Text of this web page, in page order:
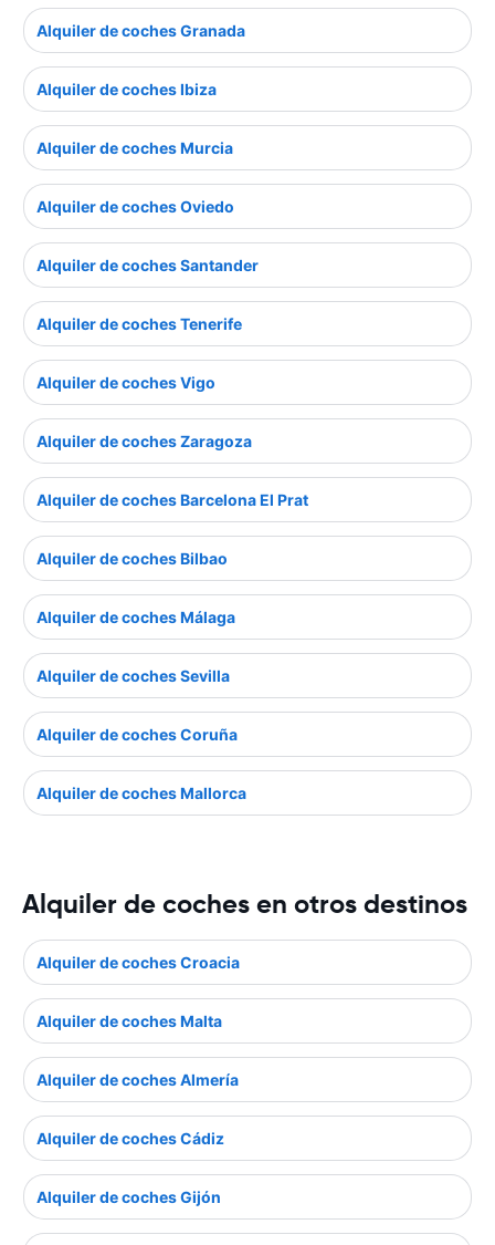
Alquiler de coches Granada
Alquiler de coches Ibiza
Alquiler de coches Murcia
Alquiler de coches Oviedo
Alquiler de coches Santander
Alquiler de coches Tenerife
Alquiler de coches Vigo
Alquiler de coches Zaragoza
Alquiler de coches Barcelona El Prat
Alquiler de coches Bilbao
Alquiler de coches Málaga
Alquiler de coches Sevilla
Alquiler de coches Coruña
Alquiler de coches Mallorca
Alquiler de coches en otros destinos
Alquiler de coches Croacia
Alquiler de coches Malta
Alquiler de coches Almería
Alquiler de coches Cádiz
Alquiler de coches Gijón